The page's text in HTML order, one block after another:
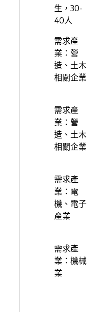
生，30-
40人
需求產
業：營
造、土木
相關企業
需求產
業：營
造、土木
相關企業
需求產
業：電
機、電子
產業
需求產
業：機械
業